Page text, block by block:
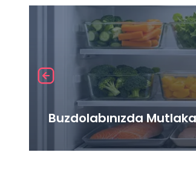
Buzdolabınızda